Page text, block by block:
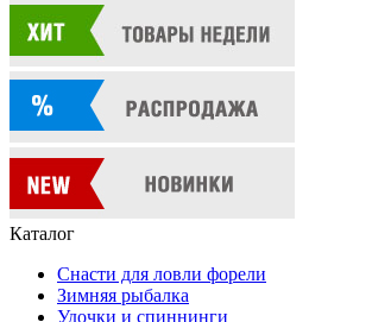
Каталог
Снасти для ловли форели
Зимняя рыбалка
Удочки и спиннинги